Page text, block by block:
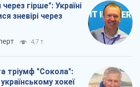
гірше": Україні
зневірі через
4,7 т.
тріумф "Сокола":
хокеї